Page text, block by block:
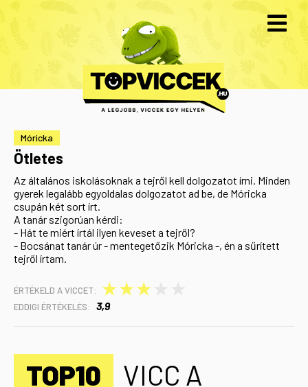
Móricka
Ötletes
Az általános iskolásoknak a tejről kell dolgozatot írni. Minden
gyerek legalább egyoldalas dolgozatot ad be, de Móricka
csupán két sort írt.
A tanár szigorúan kérdi:
- Hát te miért írtál ilyen keveset a tejről?
- Bocsánat tanár úr - mentegetőzik Móricka -, én a sűrített
tejről írtam.
ÉRTÉKELD A VICCET: ★
★
★
EDDIGI ÉRTÉKELÉS: 3,9
TOP10
VICC A